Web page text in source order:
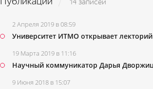
14 записей
2 Апреля 2019 в 08:59
Университет ИТМО открывает
19 Марта 2019 в 11:16
Научный коммуникатор Дарья
9 Июня 2018 в 15:07